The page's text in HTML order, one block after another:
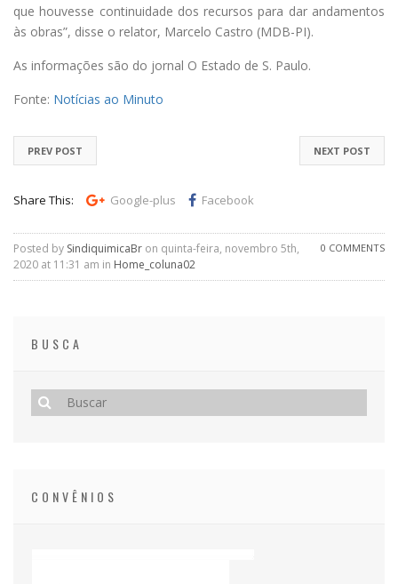
que houvesse continuidade dos recursos para dar andamentos
às obras”, disse o relator, Marcelo Castro (MDB-PI).
As informações são do jornal O Estado de S. Paulo.
Fonte: Notícias ao Minuto
NEXT POST
PREV POST
Share This: Google-plus Facebook
0 COMMENTS
Posted by SindiquimicaBr on quinta-feira, novembro 5th,
2020 at 11:31 am in Home_coluna02
BUSCA
CONVÊNIOS